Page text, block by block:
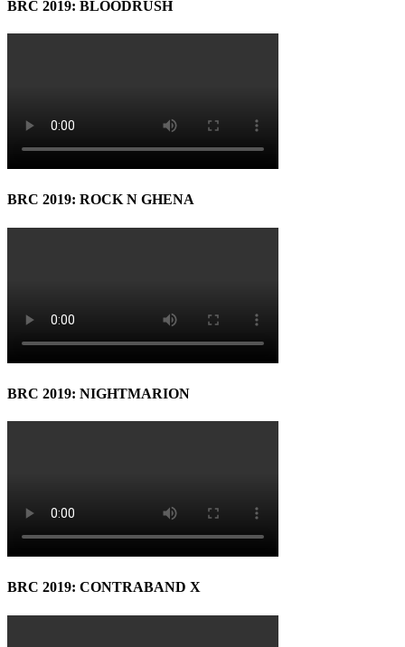
BRC 2019: BLOODRUSH
BRC 2019: ROCK N GHENA
BRC 2019: NIGHTMARION
BRC 2019: CONTRABAND X